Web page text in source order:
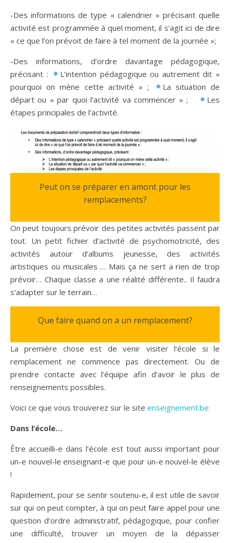
-Des informations de type « calendrier » précisant quelle
activité est programmée à quel moment, il s’agit ici de dire
« ce que l’on prévoit de faire à tel moment de la journée »;
-Des informations, d’ordre davantage pédagogique,
précisant :
L’intention pédagogique ou autrement dit «
pourquoi on mène cette activité » ;
La situation de
départ ou « par quoi l’activité va commencer » ;
Les
étapes principales de l’activité.
Peut on se préparer en amont pour les
remplacements?
On peut toujours prévoir des petites activités passent par
tout. Un petit fichier d’activité de psychomotricité, des
activités autour d’albums jeunesse, des activités
artistiques ou musicales … Mais ça ne sert a rien de trop
prévoir… Chaque classe a une réalité différente.. Il faudra
s’adapter sur le terrain…
Que faire quand on a un remplacement?
La première chose est de venir visiter l’école si le
remplacement ne commence pas directement. Ou de
prendre contacte avec l’équipe afin d’avoir le plus de
renseignements possibles.
Voici ce que vous trouverez sur le site enseignement.be
Dans l’école…
Être accueilli-e dans l’école est tout aussi important pour
un-e nouvel-le enseignant-e que pour un-e nouvel-le élève
!
Rapidement, pour se sentir soutenu-e, il est utile de savoir
sur qui on peut compter, à qui on peut faire appel pour une
question d’ordre administratif, pédagogique, pour confier
une difficulté, trouver un moyen de la dépasser